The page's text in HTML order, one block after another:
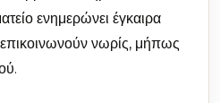
ενημερώνει έγκαιρα
νωρίς, μήπως